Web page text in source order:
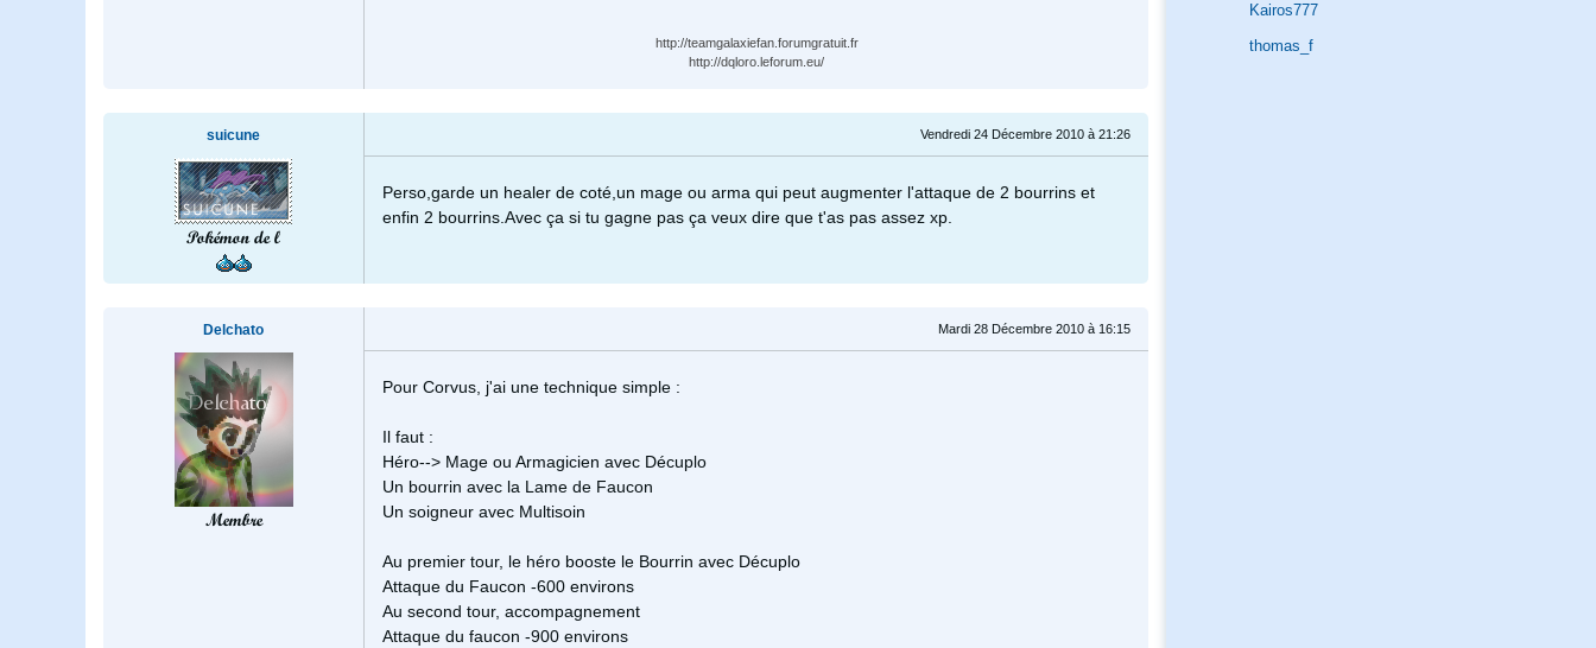
Kairos777
thomas_f
http://teamgalaxiefan.forumgratuit.fr
http://dqloro.leforum.eu/
suicune
Pokémon de l
Vendredi 24 Décembre 2010 à 21:26
Perso,garde un healer de coté,un mage ou arma qui peut augmenter l'attaque de 2 bourrins et
enfin 2 bourrins.Avec ça si tu gagne pas ça veux dire que t'as pas assez xp.
Delchato
Membre
Mardi 28 Décembre 2010 à 16:15
Pour Corvus, j'ai une technique simple :
Il faut :
Héro--> Mage ou Armagicien avec Décuplo
Un bourrin avec la Lame de Faucon
Un soigneur avec Multisoin
Au premier tour, le héro booste le Bourrin avec Décuplo
Attaque du Faucon -600 environs
Au second tour, accompagnement
Attaque du faucon -900 environs